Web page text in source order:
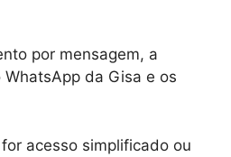
por mensagem, a
da Gisa e os
acesso simplificado ou